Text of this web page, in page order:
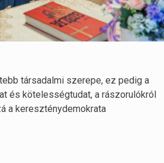
társadalmi szerepe, ez pedig a
és kötelességtudat, a rászorulókról
a kereszténydemokrata